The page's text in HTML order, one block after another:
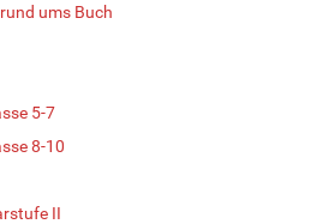
ums Buch
5-7
8-10
II